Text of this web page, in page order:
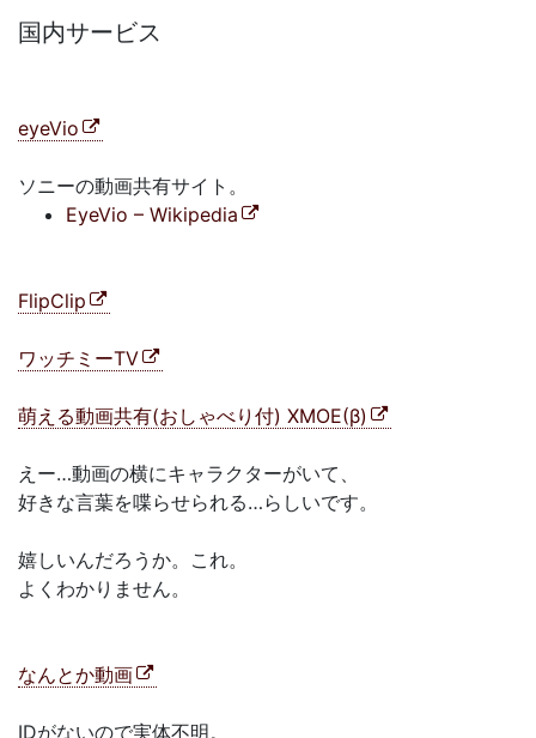
国内サービス
eyeVio
ソニーの動画共有サイト。
EyeVio – Wikipedia
FlipClip
ワッチミーTV
萌える動画共有(おしゃべり付) XMOE(β)
えー…動画の横にキャラクターがいて、
好きな言葉を喋らせられる…らしいです。
嬉しいんだろうか。これ。
よくわかりません。
なんとか動画
IDがないので実体不明。